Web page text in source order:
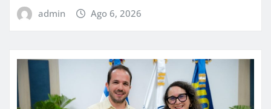
admin Ago 6, 2026